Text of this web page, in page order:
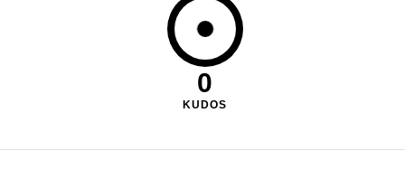
0
KUDOS